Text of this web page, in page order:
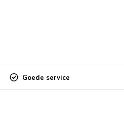
Goede service